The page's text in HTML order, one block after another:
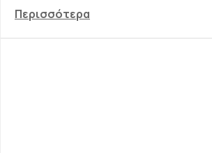
Περισσότερα